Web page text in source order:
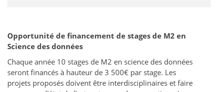
Opportunité de financement de stages de M2 en
Science des données
Chaque année 10 stages de M2 en science des données
seront financés à hauteur de 3 500€ par stage. Les
projets proposés doivent être interdisciplinaires et faire